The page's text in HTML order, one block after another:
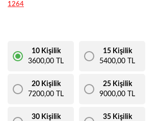
1264
10 Kişilik
3600,00 TL
15 Kişilik
5400,00 TL
20 Kişilik
7200,00 TL
25 Kişilik
9000,00 TL
30 Kişilik
35 Kişilik